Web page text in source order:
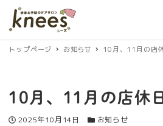
トップページ お知らせ 10月、11月の店
10月、11月の店休
投稿日
2025年10月14日 カテゴリー
お知らせ